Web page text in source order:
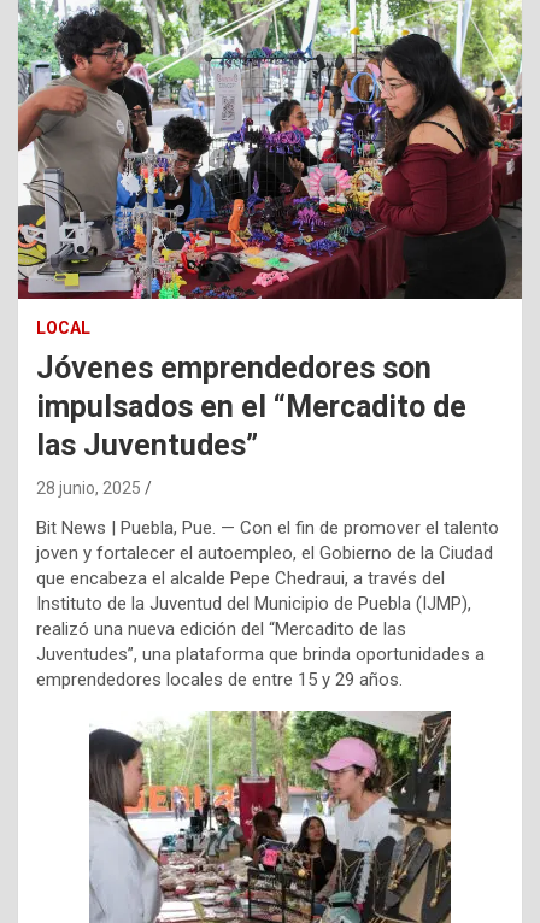
LOCAL
Jóvenes emprendedores son
impulsados en el “Mercadito de
las Juventudes”
28 junio, 2025
Bit News | Puebla, Pue. — Con el fin de promover el talento
joven y fortalecer el autoempleo, el Gobierno de la Ciudad
que encabeza el alcalde Pepe Chedraui, a través del
Instituto de la Juventud del Municipio de Puebla (IJMP),
realizó una nueva edición del “Mercadito de las
Juventudes”, una plataforma que brinda oportunidades a
emprendedores locales de entre 15 y 29 años.